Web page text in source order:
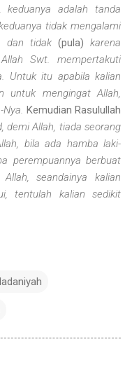
keduanya adalah tanda
tidak mengalami
dan tidak (pula)karena
Swt. mempertakuti
Untuk itu apabila kalian
untuk mengingat Allah,
Kemudian Rasulullah
demi Allah, tiada seorang
bila ada hamba laki-
perempuannya berbuat
seandainya kalian
tentulah kalian sedikit